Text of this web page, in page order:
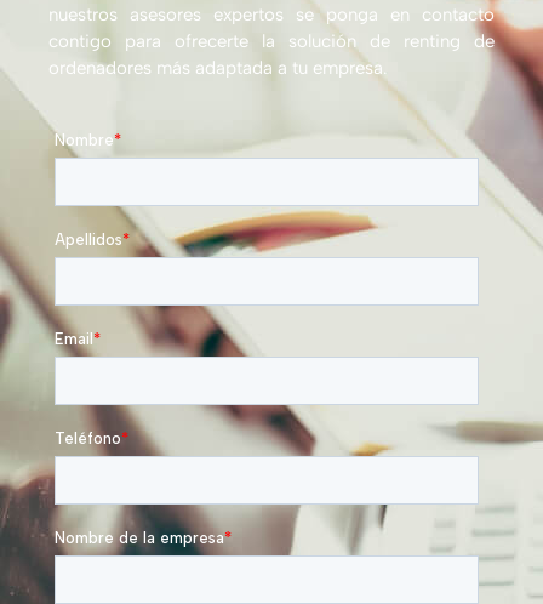
nuestros asesores expertos se ponga en contacto
contigo para ofrecerte la solución de renting de
ordenadores más adaptada a tu empresa.